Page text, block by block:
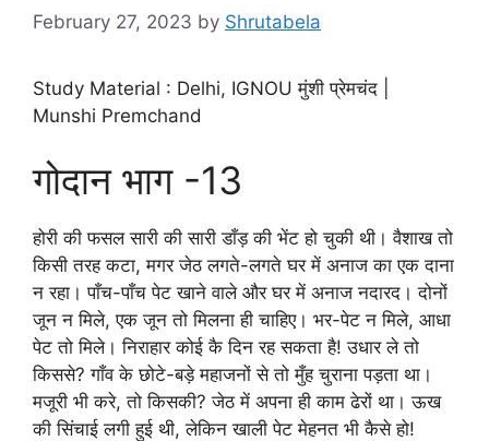
February 27, 2023 by Shrutabela
Study Material : Delhi, IGNOU मुंशी प्रेमचंद |
Munshi Premchand
गोदान भाग -13
होरी की फसल सारी की सारी डाँड़ की भेंट हो चुकी थी। वैशाख तो
किसी तरह कटा, मगर जेठ लगते-लगते घर में अनाज का एक दाना
न रहा। पाँच-पाँच पेट खाने वाले और घर में अनाज नदारद। दोनों
जून न मिले, एक जून तो मिलना ही चाहिए। भर-पेट न मिले, आधा
पेट तो मिले। निराहार कोई कै दिन रह सकता है! उधार ले तो
किससे? गाँव के छोटे-बड़े महाजनों से तो मुँह चुराना पड़ता था।
मजूरी भी करे, तो किसकी? जेठ में अपना ही काम ढेरों था। ऊख
की सिंचाई लगी हुई थी, लेकिन खाली पेट मेहनत भी कैसे हो!